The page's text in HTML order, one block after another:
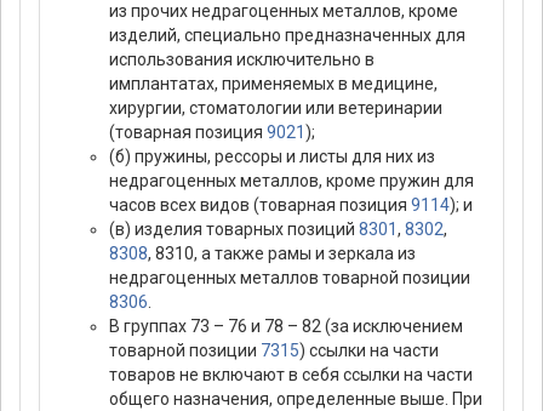
из прочих недрагоценных металлов, кроме
изделий, специально предназначенных для
использования исключительно в
имплантатах, применяемых в медицине,
хирургии, стоматологии или ветеринарии
(товарная позиция 9021);
(б) пружины, рессоры и листы для них из
недрагоценных металлов, кроме пружин для
часов всех видов (товарная позиция 9114); и
(в) изделия товарных позиций 8301, 8302,
8308, 8310, а также рамы и зеркала из
недрагоценных металлов товарной позиции
8306
В группах 73 – 76 и 78 – 82 (за исключением
товарной позиции 7315) ссылки на части
товаров не включают в себя ссылки на части
общего назначения, определенные выше. При